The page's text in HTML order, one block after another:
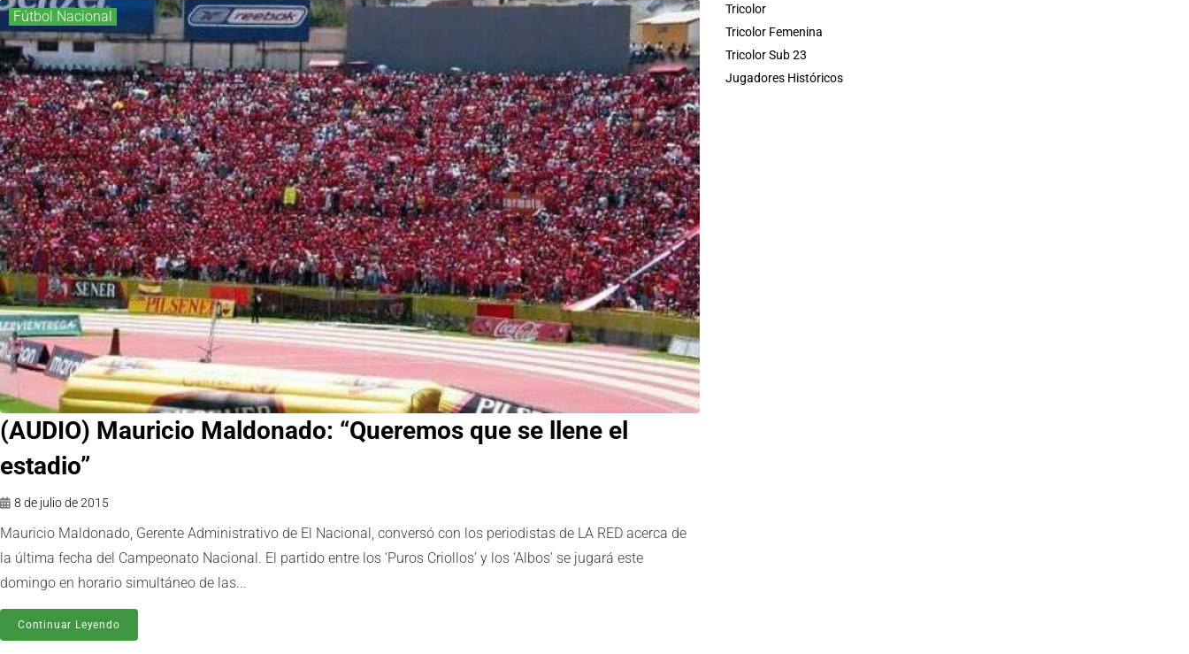
Fútbol Nacional
(AUDIO) Mauricio Maldonado: “Queremos que se llene el
8 de julio de 2015
Mauricio Maldonado, Gerente Administrativo de El Nacional, conversó con los periodistas de LA RED acerca de
la última fecha del Campeonato Nacional. El partido entre los ‘Puros Criollos’ y los ‘Albos’ se jugará este
domingo en horario simultáneo de las...
Continuar Leyendo
Tricolor
Tricolor Femenina
Tricolor Sub 23
Jugadores Históricos